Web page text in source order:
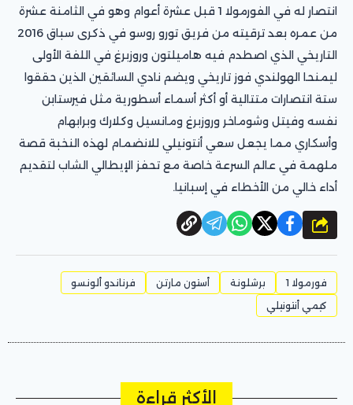
انتصار له في الفورمولا 1 قبل عشرة أعوام وهو في الثامنة عشرة
من عمره بعد ترقيته من فريق تورو روسو في ذكرى سباق 2016
التاريخي الذي اصطدم فيه هاميلتون وروزبرغ في اللفة الأولى
ليمنحا الهولندي فوز تاريخي ويضم نادي السائقين الذين حققوا
ستة انتصارات متتالية أو أكثر أسماء أسطورية مثل فيرستابن
نفسه وفيتل وشوماخر وروزبرغ ومانسيل وكلارك وبرابهام
وأسكاري مما يجعل سعي أنتونيلي للانضمام لهذه النخبة قصة
ملهمة في عالم السرعة خاصة مع تحفز الإيطالي الشاب لتقديم
أداء خالي من الأخطاء في إسبانيا.
شارك
فورمولا 1 برشلونة أستون مارتن
فرناندو ألونسو
كيمي أنتونيلي
الأكثر قراءة